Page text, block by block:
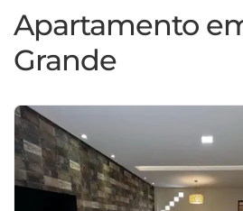
Apartamento
Grande